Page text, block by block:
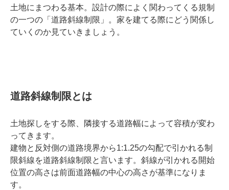
土地にまつわる基本。設計の際によく関わってくる規制
の一つの「道路斜線制限」。家を建てる際にどう関係し
ていくのか見ていきましょう。
道路斜線制限とは
土地探しをする際、隣接する道路幅によって容積が変わ
ってきます。
建物と反対側の道路境界から1:1.25の勾配で引かれる制
限斜線を道路斜線制限と言います。斜線が引かれる開始
位置の高さは前面道路幅の中心の高さが基準になりま
す。